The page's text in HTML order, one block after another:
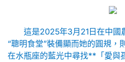
這是2025年3月21日在中國
“聰明食堂”裝備顯而她的圓規，
在水瓶座的藍光中尋找**「愛與